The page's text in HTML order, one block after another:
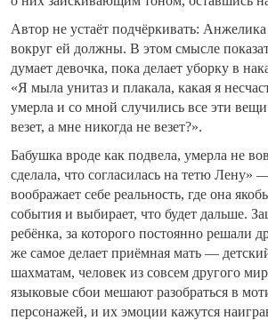
Автор не устаёт подчёркивать: Анжелика
вокруг ей должны. В этом смысле
думает девочка, пока делает уборку в
«Я мыла унитаз и плакала, какая я
умерла и со мной случились все эти
везет, а мне никогда не везет?».
Бабушка вроде как подвела, умерла не
сделала, что согласилась на тетю
воображает себе реальность, где она
события и выбирает, что будет дальше.
ребёнка, за которого постоянно решали
же самое делает приёмная мать —
шахматам, человек из совсем другого
языковые сбои мешают разобраться в
персонажей, и их эмоции кажутся